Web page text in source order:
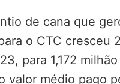
de cana que
o CTC cresceu
para 1,172
valor médio pago